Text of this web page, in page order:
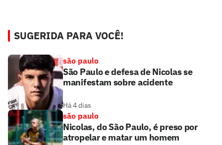
SUGERIDA PARA VOCÊ!
são paulo
São Paulo e defesa de Nicolas se
manifestam sobre acidente
Há 4 dias
são paulo
Nicolas, do São Paulo, é preso por
atropelar e matar um homem